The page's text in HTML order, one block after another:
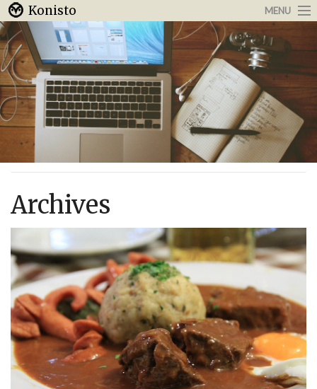
Konisto MENU
Arbeit & Karriere
Internet
Urlaub & Reisen
Archives